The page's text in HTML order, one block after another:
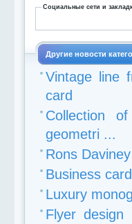
Социальные сети и
Другие новости
Vintage line
card
Collection
geometri ...
Rons
Business
Luxury
Flyer design